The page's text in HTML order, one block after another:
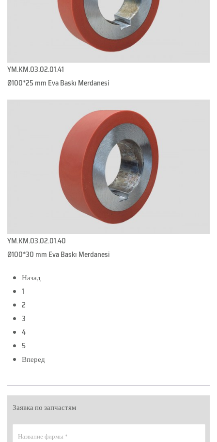
YM.KM.03.02.01.41
Ø100*25 mm Eva Baskı Merdanesi
YM.KM.03.02.01.40
Ø100*30 mm Eva Baskı Merdanesi
Назад
1
2
3
4
5
Вперед
Заявка по запчастям